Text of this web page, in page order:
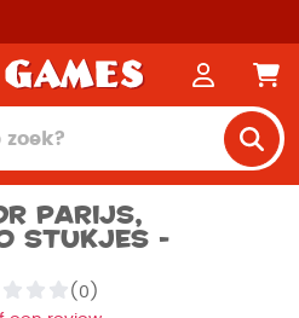
Parijs,
stukjes -
(0)